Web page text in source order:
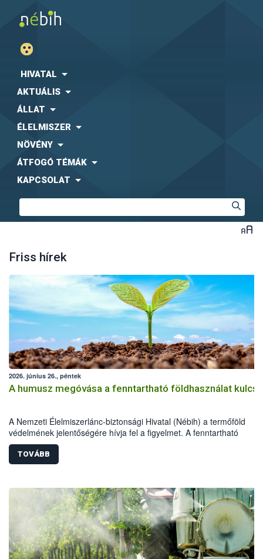
HIVATAL
AKTUÁLIS
ÁLLAT
ÉLELMISZER
NÖVÉNY
ÁTFOGÓ TÉMÁK
KAPCSOLAT
Friss hírek
2026. június 26., péntek
A humusz megóvása a fenntartható földhasználat kulcsa
A Nemzeti Élelmiszerlánc-biztonsági Hivatal (Nébih) a termőföld
védelmének jelentőségére hívja fel a figyelmet. A fenntartható
földhasználathoz és a természeti erőforrások megóvásához
fontos a humuszos termőréteg megőrzése és szakszerű újra
felhasználása. A beruházások, építkezések és egyéb földmunkák
felhasználása épp ezért kiemelt jelentőségű.
TOVÁBB